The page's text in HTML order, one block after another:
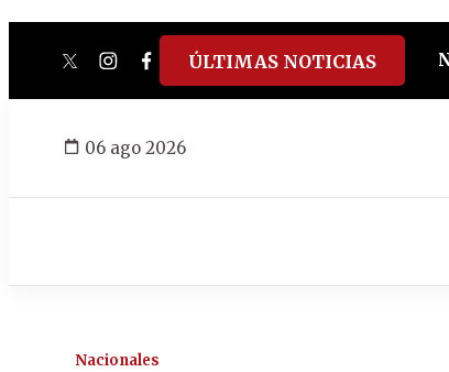
twitterinstagram
facebook
tiktokyoutube
spotify
ÚLTIMAS NOTICIAS
06 ago 2026
Nacionales